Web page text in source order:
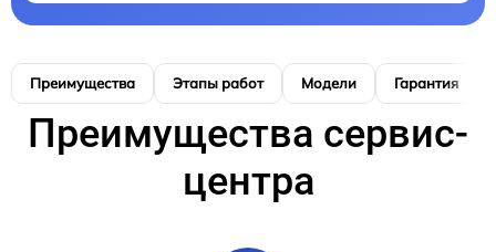
Преимущества Этапы работ Модели Гарантия
Преимущества сервис-
центра